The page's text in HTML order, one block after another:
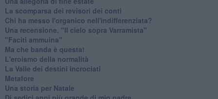
La scomparsa dei revisori dei conti
Chi ha messo l'organico nell'indifferenziata?
Una recensione, "Il cielo sopra Varramista"
​"Faciti ammuina"
Ma che banda è questa!
L'eroismo della normalità
​La Valle dei destini incrociati
Metafore
​Una storia per Natale